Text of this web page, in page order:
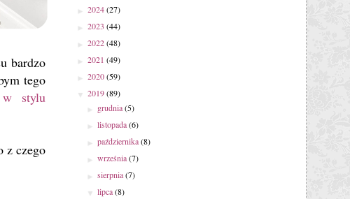
bardzo
tego
stylu
z czego
► 2024(27)
► 2023 (44)
► 2022(48)
► 2021 (49)
► 2020(59)
▼ 2019(89)
► grudnia(5)
►listopada(6)
►października(8)
►września(7)
►sierpnia(7)
▼lipca(8)